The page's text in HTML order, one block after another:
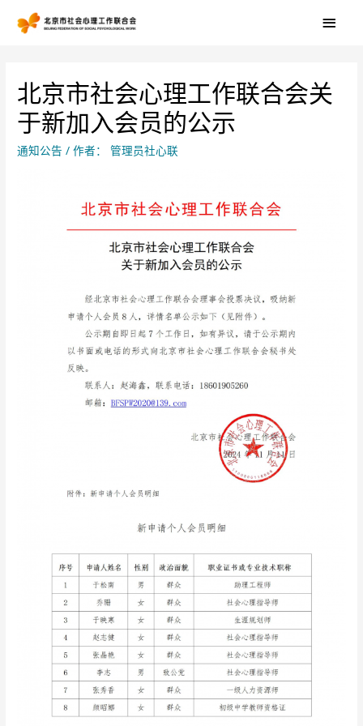
北京市社会心理工作联合会关
于新加入会员的公示
通知公告 / 作者： 管理员社心联